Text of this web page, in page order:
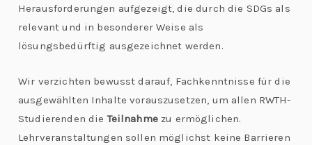
Herausforderungen aufgezeigt, die durch die SDGs als
relevant und in besonderer Weise als
lösungsbedürftig ausgezeichnet werden.
Wir verzichten bewusst darauf, Fachkenntnisse für die
ausgewählten Inhalte vorauszusetzen, um allen RWTH-
Studierenden dieTeilnahmezu ermöglichen.
Lehrveranstaltungen sollen möglichst keine Barrieren